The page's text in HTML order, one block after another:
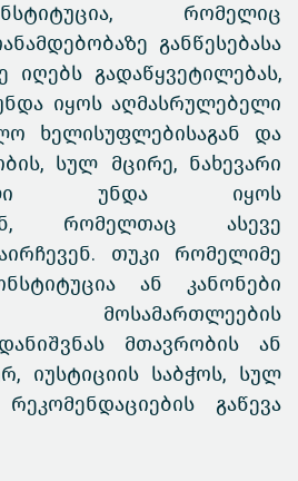
რომელიც
განწესებასა
იღებს გადაწყვეტილებას,
იყოს აღმასრულებელი
ხელისუფლებისაგან და
სულ მცირე, ნახევარი
უნდა იყოს
რომელთაც ასევე
თუკი რომელიმე
ან კანონები
მოსამართლეების
მთავრობის ან
იუსტიციის საბჭოს, სულ
გაწევა